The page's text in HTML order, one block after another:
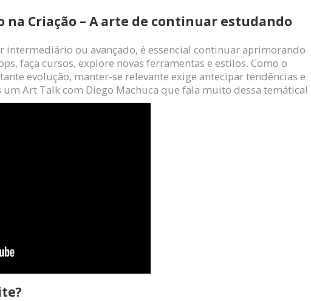
na Criação – A arte de continuar estudando
intermediário ou avançado, é essencial continuar aprimorando
faça cursos, explore novas ferramentas e estilos. Como o
evolução, manter-se relevante exige antecipar tendências e
Art Talk com Diego Machuca que fala muito dessa temática!